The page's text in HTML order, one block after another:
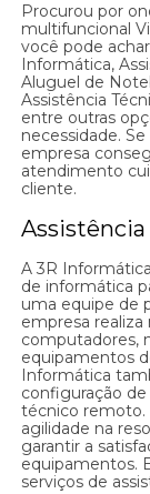
Procurou por
multifuncional
você pode
Informática,
Aluguel de
Assistência
entre outras
necessidade.
empresa
atendimento
cliente.
A 3R
de informática
uma equipe de
empresa
computadores,
equipamentos
Informática
configuração
técnico remoto.
agilidade na
garantir a
equipamentos.
serviços de